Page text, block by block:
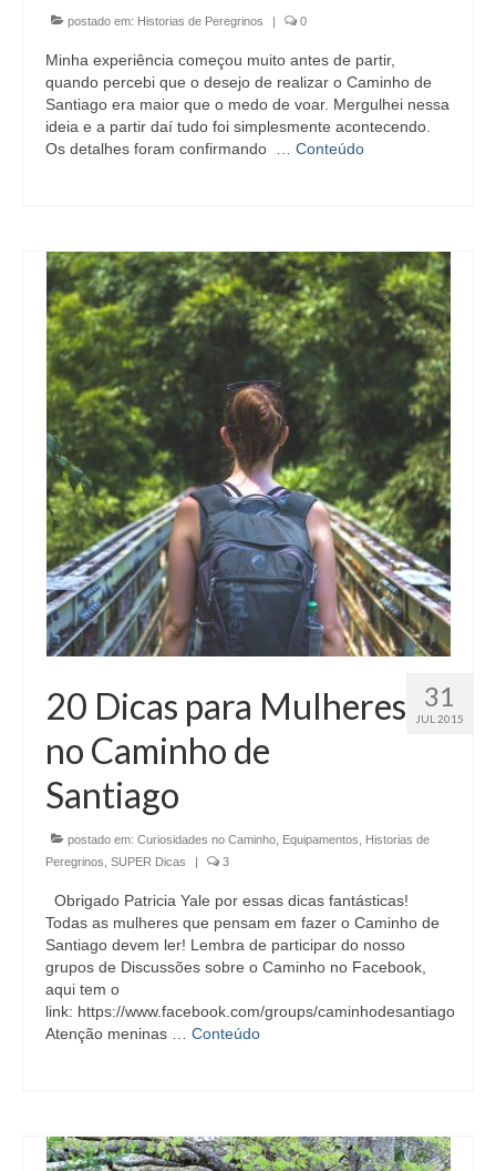
postado em: Historias de Peregrinos | 0
Minha experiência começou muito antes de partir,
quando percebi que o desejo de realizar o Caminho de
Santiago era maior que o medo de voar. Mergulhei nessa
ideia e a partir daí tudo foi simplesmente acontecendo.
Os detalhes foram confirmando … Conteúdo
31
JUL 2015
20 Dicas para Mulheres
no Caminho de
Santiago
postado em: Curiosidades no Caminho Equipamentos
Historias de
Peregrinos SUPER Dicas | 3
Obrigado Patricia Yale por essas dicas fantásticas!
Todas as mulheres que pensam em fazer o Caminho de
Santiago devem ler! Lembra de participar do nosso
grupos de Discussões sobre o Caminho no Facebook,
aqui tem o
link: https://www.facebook.com/groups/caminhodesantiago
Atenção meninas … Conteúdo